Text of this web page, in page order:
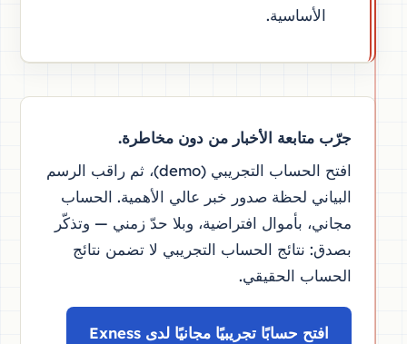
الأساسية.
جرّب متابعة الأخبار من دون مخاطرة.
افتح الحساب التجريبي (demo)، ثم راقب الرسم
البياني لحظة صدور خبر عالي الأهمية. الحساب
مجاني، بأموال افتراضية، وبلا حدّ زمني — وتذكّر
بصدق: نتائج الحساب التجريبي لا تضمن نتائج
الحساب الحقيقي.
افتح حسابًا تجريبيًا مجانيًا لدى Exness